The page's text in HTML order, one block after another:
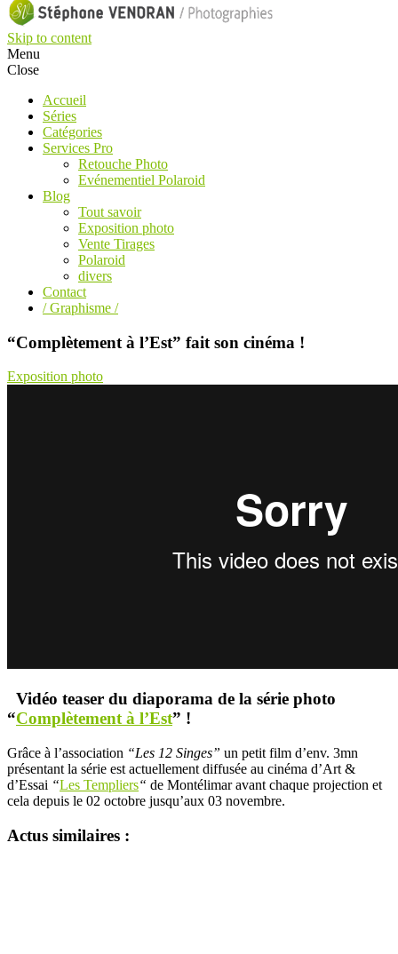
Skip to content
Menu
Close
Accueil
Séries
Catégories
Services Pro
Retouche Photo
Evénementiel Polaroid
Blog
Tout savoir
Exposition photo
Vente Tirages
Polaroid
divers
Contact
/ Graphisme /
“Complètement à l’Est” fait son cinéma !
Exposition photo
Vidéo teaser du diaporama de la série photo
“Complètement à l’Est” !
Grâce à l’association “Les 12 Singes” un petit film d’env. 3mn
présentant la série est actuellement diffusée au cinéma d’Art &
d’Essai “Les Templiers“ de Montélimar avant chaque projection et
cela depuis le 02 octobre jusqu’aux 03 novembre.
Actus similaires :